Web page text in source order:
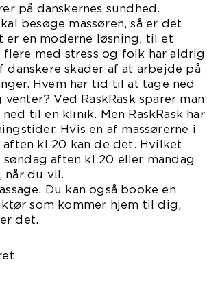
på danskernes sundhed.
besøge massøren, så er det
er en moderne løsning, til et
med stress og folk har aldrig
skader af at arbejde på
Hvem har tid til at tage ned
Ved RaskRask sparer man
til en klinik. Men RaskRask har
Hvis en af massørerne i
kl 20 kan de det. Hvilket
aften kl 20 eller mandag
når du vil.
Du kan også booke en
som kommer hjem til dig,
det.